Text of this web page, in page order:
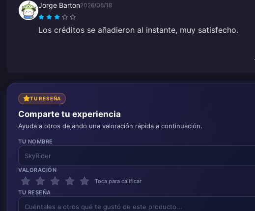
Jorge Barton2026/06/18
Los créditos se añadieron al instante, muy satisfecho.
TU RESEÑA
Comparte tu experiencia
Ayuda a otros dejando una valoración rápida a continuación.
TU NOMBRE
VALORACIÓN
Toca para calificar
TU RESEÑA